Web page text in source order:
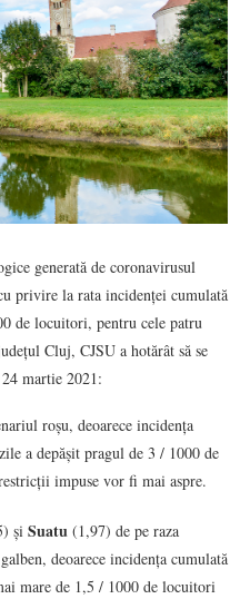
generată de coronavirusul
privire la rata incidenței cumulată
de locuitori, pentru cele patru
Cluj, CJSU a hotărât să se
martie 2021:
roșu, deoarece incidența
a depășit pragul de 3 / 1000 de
impuse vor fi mai aspre.
și Suatu (1,97) de pe raza
deoarece incidența cumulată
mare de 1,5 / 1000 de locuitori